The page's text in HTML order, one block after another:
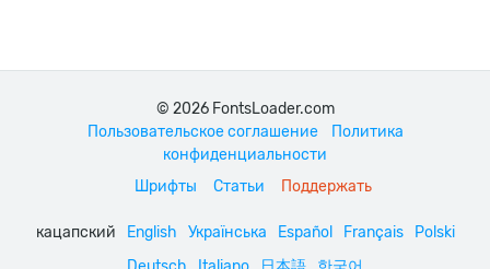
© 2026 FontsLoader.com
Пользовательское соглашение
Политика
конфиденциальности
Шрифты
Статьи Поддержать
кацапский English Українська Español Français
Polski